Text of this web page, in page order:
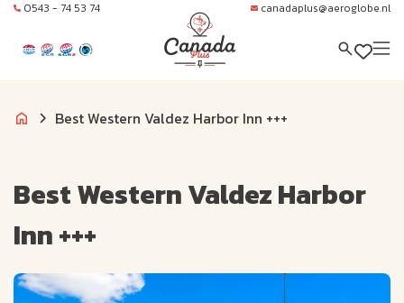
0543 - 74 53 74 canadaplus@aeroglobe.nl
Best Western Valdez Harbor Inn +++
Best Western Valdez Harbor
Inn +++